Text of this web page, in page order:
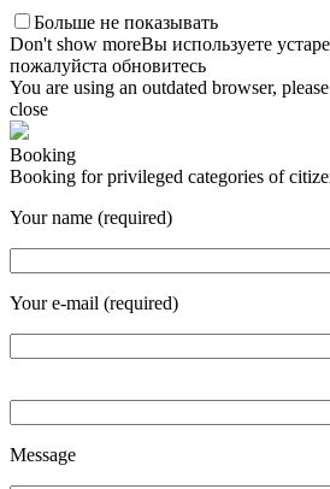
Больше не показывать
Don't show moreВы используете
пожалуйста обновитесь
You are using an outdated browser,
close
Booking
Booking for privileged categories of
Your name (required)
Your e-mail (required)
Message